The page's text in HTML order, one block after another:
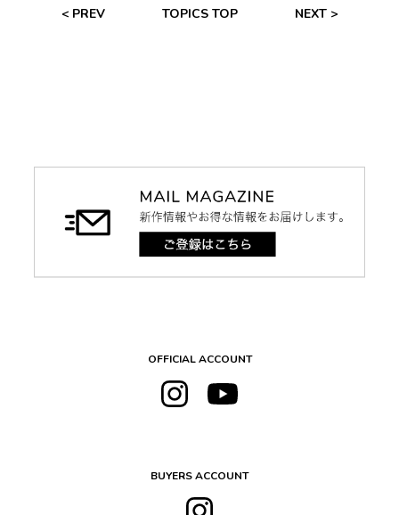
< PREV TOPICS TOP NEXT >
OFFICIAL ACCOUNT
BUYERS ACCOUNT